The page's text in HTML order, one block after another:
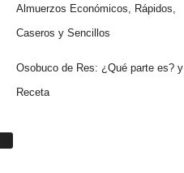
Almuerzos Económicos, Rápidos,
Caseros y Sencillos
Osobuco de Res: ¿Qué parte es? y
Receta